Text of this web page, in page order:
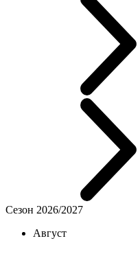
Сезон 2026/2027
Август